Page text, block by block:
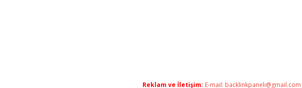
Reklam ve İletişim: E-mail: backlinkpaneli@gmail.com